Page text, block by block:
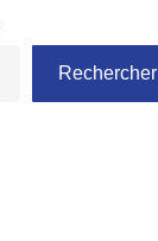
Rechercher